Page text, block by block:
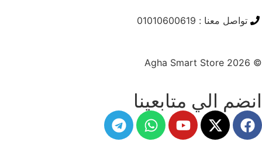
تواصل معنا : 01010600619
© Agha Smart Store 2026
انضم الي متابعينا